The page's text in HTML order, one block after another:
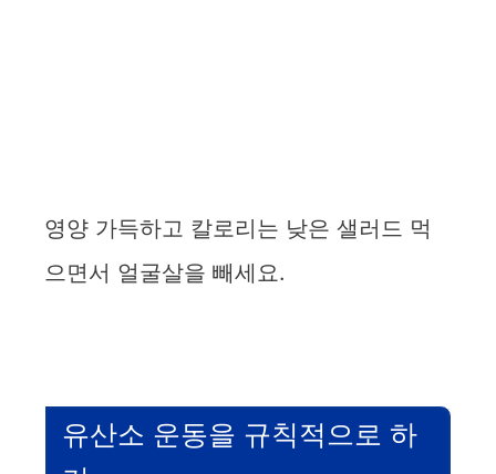
영양 가득하고 칼로리는 낮은 샐러드 먹
으면서 얼굴살을 빼세요.
유산소 운동을 규칙적으로 하